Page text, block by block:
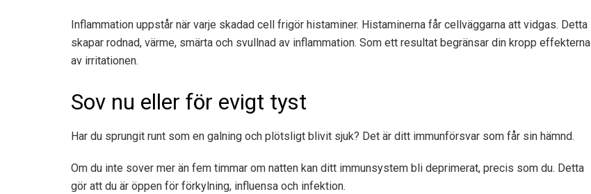
Inflammation uppstår när varje skadad cell frigör histaminer. Histaminerna får cellväggarna att vidgas. Detta
skapar rodnad, värme, smärta och svullnad av inflammation. Som ett resultat begränsar din kropp effekterna
av irritationen.
Sov nu eller för evigt tyst
Har du sprungit runt som en galning och plötsligt blivit sjuk? Det är ditt immunförsvar som får sin hämnd.
Om du inte sover mer än fem timmar om natten kan ditt immunsystem bli deprimerat, precis som du. Detta
gör att du är öppen för förkylning, influensa och infektion.